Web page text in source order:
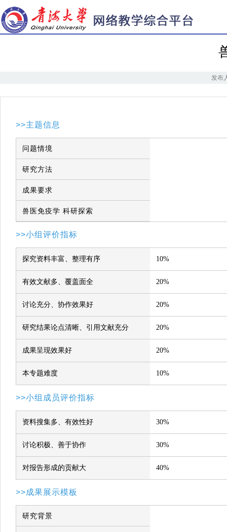
发布
>>主题信息
问题情境
研究方法
成果要求
兽医免疫学 科研探索
>>小组评价指标
探究资料丰富、整理有序 10%
有效文献多、覆盖面全 20%
讨论充分、协作效果好 20%
研究结果论点清晰、引用文献充分 20%
成果呈现效果好 20%
本专题难度 10%
>>小组成员评价指标
资料搜集多、有效性好 30%
讨论积极、善于协作 30%
对报告形成的贡献大 40%
>>成果展示模板
研究背景